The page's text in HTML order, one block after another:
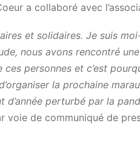
a collaboré avec
et solidaires. Je suis
nous avons rencontré
personnes et c’est
la prochaine
perturbé par la
voie de communiqué de